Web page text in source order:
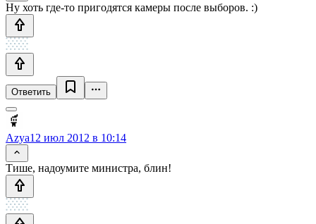
Ну хоть где-то пригодятся камеры после выборов. :)
Ответить
Azya12 июл 2012 в 10:14
Тише, надоумите министра, блин!